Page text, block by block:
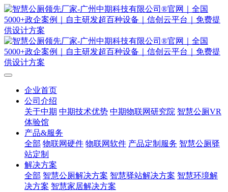
企业首页
公司介绍
关于中期 中期技术优势 中期物联网研究院 智慧公厕VR
体验馆
产品&服务
全部 物联网硬件 物联网软件 产品定制服务 智慧公厕驿
站定制
解决方案
全部 智慧公厕解决方案 智慧驿站解决方案 智慧环境解
决方案 智慧家居解决方案